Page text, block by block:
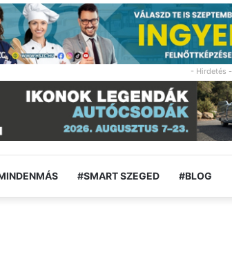
- Hirdetés -
#SMART SZEGED #BLOG